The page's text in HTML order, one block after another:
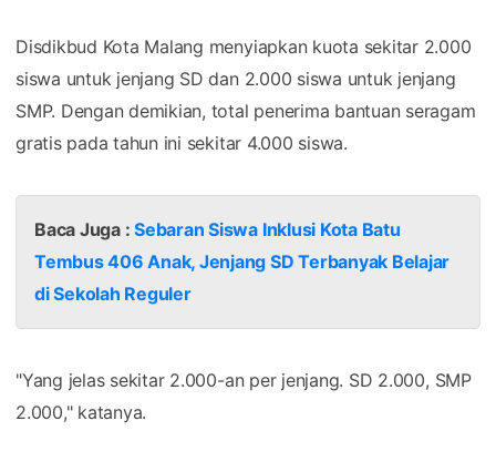
Disdikbud Kota Malang menyiapkan kuota sekitar 2.000
siswa untuk jenjang SD dan 2.000 siswa untuk jenjang
SMP. Dengan demikian, total penerima bantuan seragam
gratis pada tahun ini sekitar 4.000 siswa.
Baca Juga :Sebaran Siswa Inklusi Kota Batu
Tembus 406 Anak, Jenjang SD Terbanyak Belajar
di Sekolah Reguler
"Yang jelas sekitar 2.000-an per jenjang. SD 2.000, SMP
2.000," katanya.